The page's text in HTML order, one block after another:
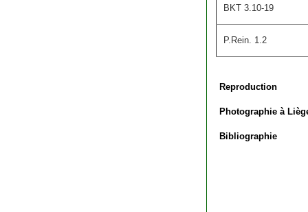
BKT 3.10-19
P.Rein. 1.2
Reproduction
Photographie à
Bibliographie